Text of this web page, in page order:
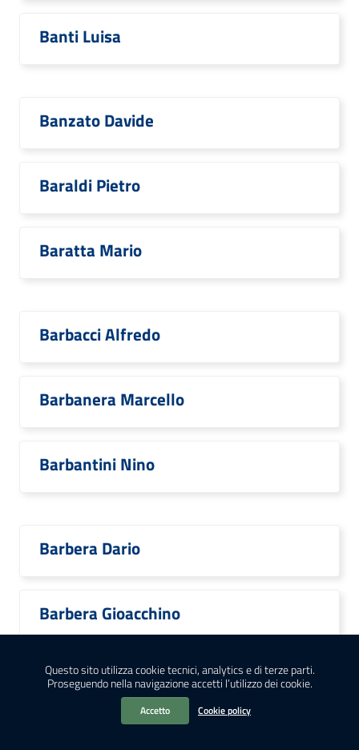
Questo sito utilizza cookie tecnici, analytics e di terze parti.
Proseguendo nella navigazione accetti l’utilizzo dei cookie.
Accetto Cookie policy
Banti Luisa
Banzato Davide
Baraldi Pietro
Baratta Mario
Barbacci Alfredo
Barbanera Marcello
Barbantini Nino
Barbera Dario
Barbera Gioacchino
Barbera Mariarosaria